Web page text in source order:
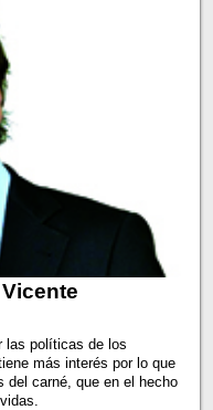
Vicente
las políticas de los
más interés por lo que
del carné, que en el hecho